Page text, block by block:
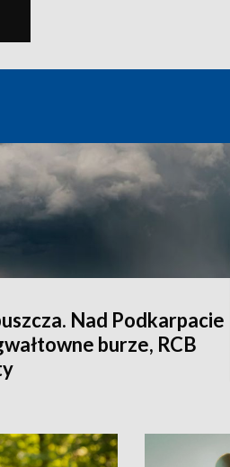
Nad Podkarpacie
burze, RCB